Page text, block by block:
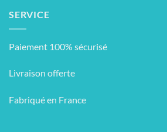
SERVICE
Paiement 100% sécurisé
Livraison offerte
Fabriqué en France